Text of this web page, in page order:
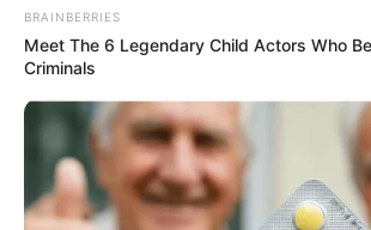
Home/ดูดวงรายปี/ คนดวงดีปี 2568 มีเกณฑ์พลิก
แม่กวาง ไพ่ตองส่องใจ
ดูดวงรายปี
26 พ.ย. 2024
แบ่งปัน
BRAINBERRIES
Meet The 6 Legendary Child Actors Who
Criminals